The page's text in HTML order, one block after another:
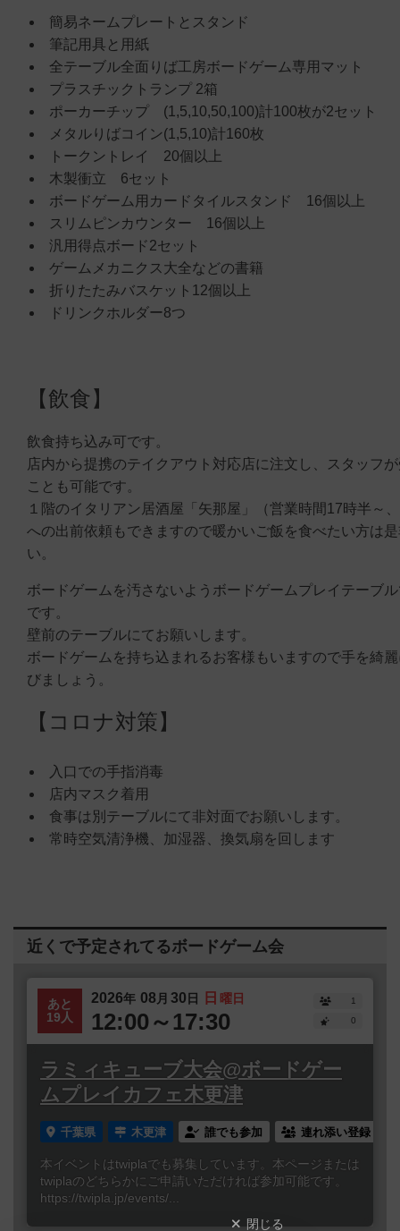
簡易ネームプレートとスタンド
筆記用具と用紙
全テーブル全面りば工房ボードゲーム専用マット
プラスチックトランプ 2箱
ポーカーチップ (1,5,10,50,100)計100枚が2セット
メタルりばコイン(1,5,10)計160枚
トークントレイ 20個以上
木製衝立 6セット
ボードゲーム用カードタイルスタンド 16個以上
スリムピンカウンター 16個以上
汎用得点ボード2セット
ゲームメカニクス大全などの書籍
折りたたみバスケット12個以上
ドリンクホルダー8つ
【飲食】
飲食持ち込み可です。
店内から提携のテイクアウト対応店に注文し、スタッフ
ことも可能です。
１階のイタリアン居酒屋「矢那屋」（営業時間17時半～
への出前依頼もできますので暖かいご飯を食べたい方は
い。
ボードゲームを汚さないようボードゲームプレイテーブ
です。
壁前のテーブルにてお願いします。
ボードゲームを持ち込まれるお客様もいますので手を綺
びましょう。
【コロナ対策】
入口での手指消毒
店内マスク着用
食事は別テーブルにて非対面でお願いします。
常時空気清浄機、加湿器、換気扇を回します
近くで予定されてるボードゲーム会
あと
19人
2026年 08 月 30日 日 曜日
12:00～17:30
1
0
ラミィキューブ大会@ボードゲー
ムプレイカフェ木更津
千葉県 木更津 誰でも参加 連れ添い登録
本イベントはtwiplaでも募集しています。本ページまたは
twiplaのどちらかにご申請いただければ参加可能です。
https://twipla.jp/events/...
閉じる